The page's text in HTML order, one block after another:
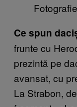
Ce spun
frunte cu
prezintă pe
avansat, cu
La Strabon,